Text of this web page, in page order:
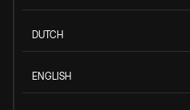
DUTCH
ENGLISH